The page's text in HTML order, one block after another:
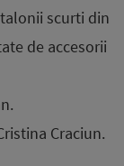
scurti din
de accesorii
Craciun.